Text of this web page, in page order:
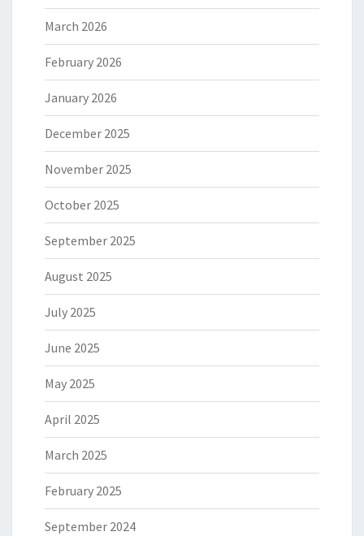
March 2026
February 2026
January 2026
December 2025
November 2025
October 2025
September 2025
August 2025
July 2025
June 2025
May 2025
April 2025
March 2025
February 2025
September 2024